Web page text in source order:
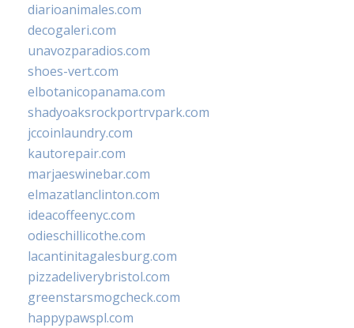
diarioanimales.com
decogaleri.com
unavozparadios.com
shoes-vert.com
elbotanicopanama.com
shadyoaksrockportrvpark.com
jccoinlaundry.com
kautorepair.com
marjaeswinebar.com
elmazatlanclinton.com
ideacoffeenyc.com
odieschillicothe.com
lacantinitagalesburg.com
pizzadeliverybristol.com
greenstarsmogcheck.com
happypawspl.com